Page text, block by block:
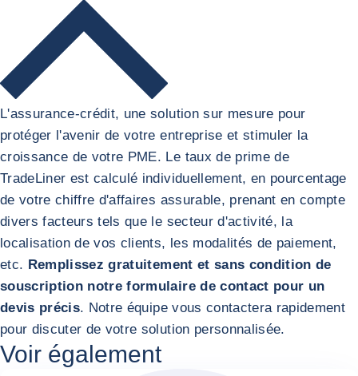
L'assurance-crédit, une solution sur mesure pour
protéger l'avenir de votre entreprise et stimuler la
croissance de votre PME. Le taux de prime de
TradeLiner est calculé individuellement, en pourcentage
de votre chiffre d'affaires assurable, prenant en compte
divers facteurs tels que le secteur d'activité, la
localisation de vos clients, les modalités de paiement,
etc. Remplissez gratuitement et sans condition de
souscription notre formulaire de contact pour un
devis précis. Notre équipe vous contactera rapidement
pour discuter de votre solution personnalisée.
Voir également